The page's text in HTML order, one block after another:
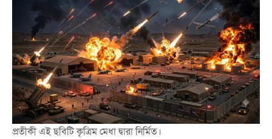
প্রতীকী এই ছবিটি কৃত্রিম মেধা দ্বারা নির্মিত।